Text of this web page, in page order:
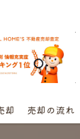
はコチラ
却 売却の流れ